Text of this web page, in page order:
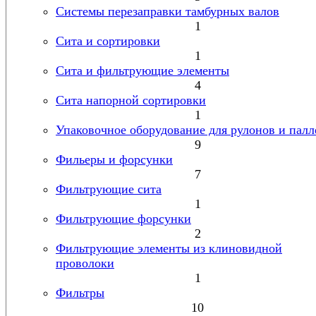
Системы перезаправки тамбурных валов
1
Сита и сортировки
1
Сита и фильтрующие элементы
4
Сита напорной сортировки
1
Упаковочное оборудование для рулонов и
9
Фильеры и форсунки
7
Фильтрующие сита
1
Фильтрующие форсунки
2
Фильтрующие элементы из клиновидной
проволоки
1
Фильтры
10